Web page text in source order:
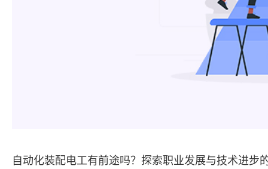
自动化装配电工有前途吗？探索职业发展与技术进步